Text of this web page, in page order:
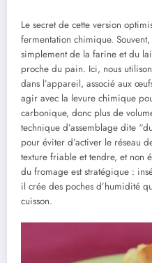
Le secret de cette version
fermentation chimique.
simplement de la farine et du
proche du pain. Ici, nous
dans l’appareil, associé aux
agir avec la levure chimique
carbonique, donc plus de
technique d’assemblage dite
pour éviter d’activer le réseau
texture friable et tendre, et non
du fromage est stratégique :
il crée des poches d’humidité
cuisson.